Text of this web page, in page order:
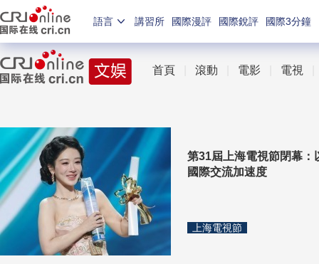
語言 講習所 國際漫評 國際銳評 國際3分鐘
首頁 滾動 電影 電視
第31屆上海電視節閉幕：
國際交流加速度
上海電視節